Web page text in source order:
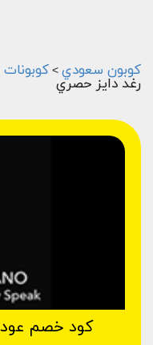
كوبون سعودي >
رغد دايز حصري
كود خصم عود